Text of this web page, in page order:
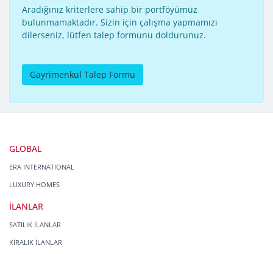
Aradığınız kriterlere sahip bir portföyümüz
bulunmamaktadır. Sizin için çalışma yapmamızı
dilerseniz, lütfen talep formunu doldurunuz.
Gayrimenkul Talep Formu
GLOBAL
ERA INTERNATIONAL
LUXURY HOMES
İLANLAR
SATILIK İLANLAR
KİRALIK İLANLAR